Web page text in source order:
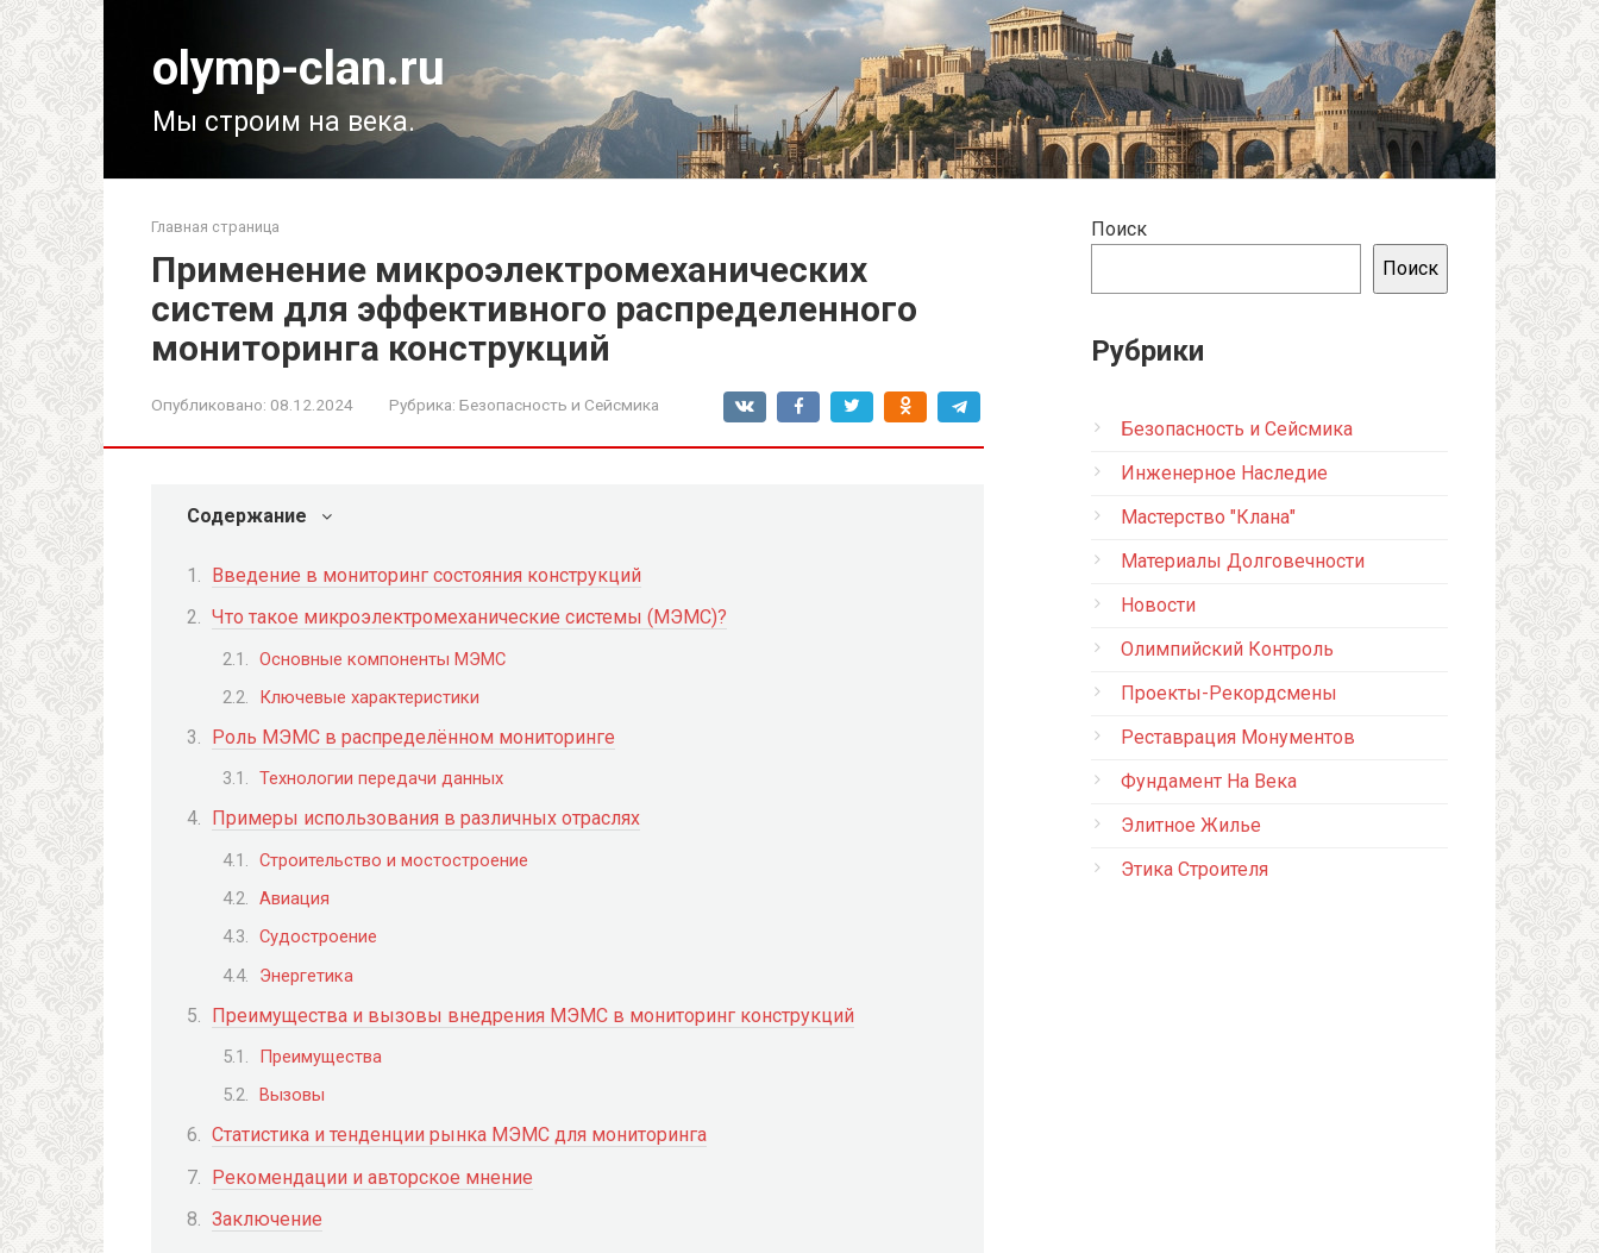
olymp-clan.ru
Мы строим на века.
Главная страница
Применение микроэлектромеханических
систем для эффективного распределенного
мониторинга конструкций
Опубликовано: 08.12.2024 Рубрика: Безопасность и Сейсмика
Содержание
Введение в мониторинг состояния конструкций
Что такое микроэлектромеханические системы (МЭМС)?
Основные компоненты МЭМС
Ключевые характеристики
Роль МЭМС в распределённом мониторинге
Технологии передачи данных
Примеры использования в различных отраслях
Строительство и мостостроение
Авиация
Судостроение
Энергетика
Преимущества и вызовы внедрения МЭМС в мониторинг конструкций
Преимущества
Вызовы
Статистика и тенденции рынка МЭМС для мониторинга
Рекомендации и авторское мнение
Заключение
Поиск
Поиск
Рубрики
Безопасность и Сейсмика
Инженерное Наследие
Мастерство "Клана"
Материалы Долговечности
Новости
Олимпийский Контроль
Проекты-Рекордсмены
Реставрация Монументов
Фундамент На Века
Элитное Жилье
Этика Строителя